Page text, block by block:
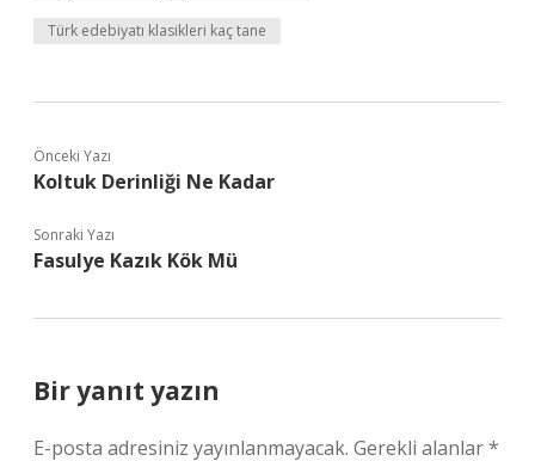
Türk edebiyatı klasikleri kaç tane
Önceki Yazı
Koltuk Derinliği Ne Kadar
Sonraki Yazı
Fasulye Kazık Kök Mü
Bir yanıt yazın
E-posta adresiniz yayınlanmayacak. Gerekli alanlar*